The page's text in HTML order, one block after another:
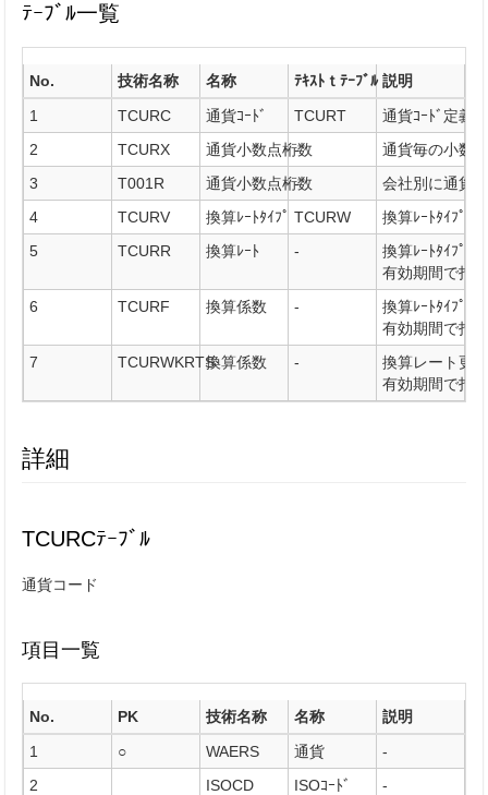
ﾃｰﾌﾞﾙ一覧
No. 技術名称 名称 ﾃｷｽﾄｔﾃｰﾌﾞﾙ 説明
1
TCURC 通貨ｺｰﾄﾞ TCURT
通貨ｺｰﾄﾞ定義
2
TCURX 通貨小数点桁数
-
通貨毎の小数
3
T001R 通貨小数点桁数
-
会社別に通貨
4
TCURV 換算ﾚｰﾄﾀｲﾌﾟ TCURW
換算ﾚｰﾄﾀｲﾌﾟ定
5
TCURR 換算ﾚｰﾄ -
換算ﾚｰﾄﾀｲﾌﾟ
有効期間で指
6
TCURF 換算係数 -
換算ﾚｰﾄﾀｲﾌﾟ
有効期間で指
7
TCURWKRTS換算係数 -
換算レート更
有効期間で指
詳細
TCURCﾃｰﾌﾞﾙ
通貨コード
項目一覧
No. PK 技術名称 名称
説明
1
○ WAERS 通貨
-
2
ISOCD ISOｺｰﾄﾞ -